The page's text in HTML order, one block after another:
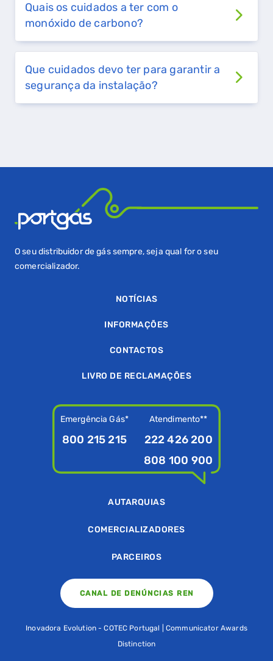
Quais os cuidados a ter com o
monóxido de carbono?
Que cuidados devo ter para garantir a
segurança da instalação?
O seu distribuidor de gás sempre, seja qual for o seu
comercializador.
NOTÍCIAS
INFORMAÇÕES
CONTACTOS
LIVRO DE RECLAMAÇÕES
Emergência Gás*
800 215 215
Atendimento**
222 426 200
808 100 900
AUTARQUIAS
COMERCIALIZADORES
PARCEIROS
CANAL DE DENÚNCIAS REN
Inovadora Evolution - COTEC Portugal | Communicator Awards
Distinction
QUERO TER GÁS NATURAL
GASES RENOVÁVEIS